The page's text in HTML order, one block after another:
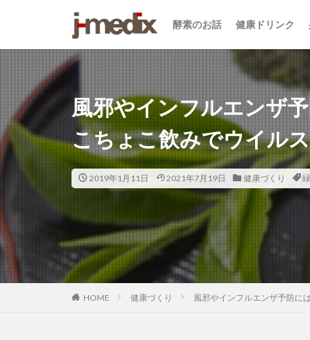
酵素のお話 健康ドリンク
風邪やインフルエンザ
こちょこ飲みでウイル
2019年1月11日 2021年7月19日 健康づくり
HOME 健康づくり 風邪やインフルエンザ予防に